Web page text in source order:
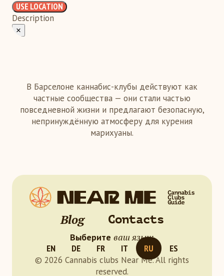
USE LOCATION
Description
×
В Барселоне каннабис-клубы действуют как
частные сообщества — они стали частью
повседневной жизни и предлагают безопасную,
непринуждённую атмосферу для курения
марихуаны.
Blog Contacts
Выберите ваш язык:
EN DE FR IT RU ES
© 2026 Cannabis clubs Near Me. All rights
reserved.